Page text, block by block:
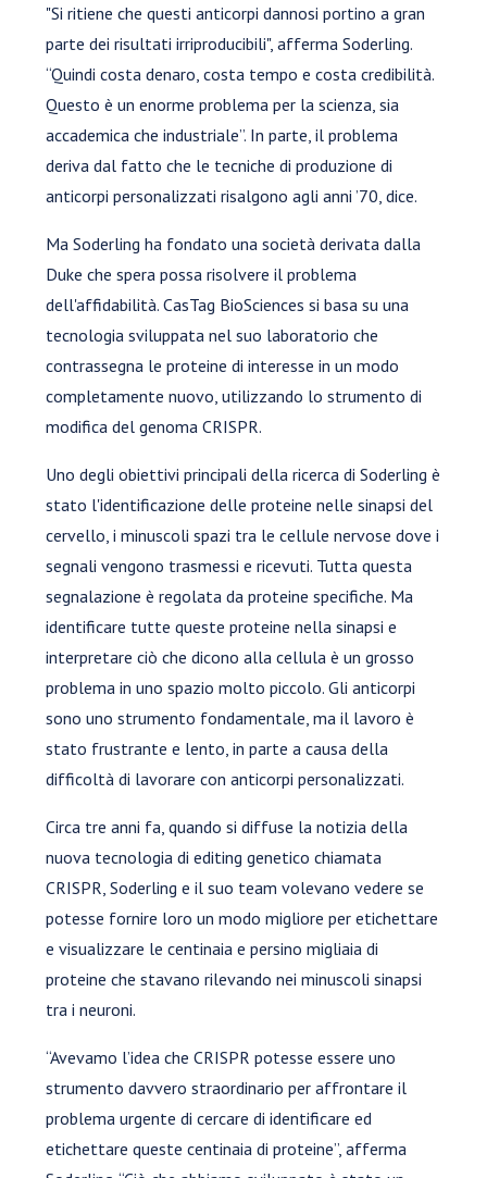
"Si ritiene che questi anticorpi dannosi portino a gran
parte dei risultati irriproducibili", afferma Soderling.
“Quindi costa denaro, costa tempo e costa credibilità.
Questo è un enorme problema per la scienza, sia
accademica che industriale”. In parte, il problema
deriva dal fatto che le tecniche di produzione di
anticorpi personalizzati risalgono agli anni ’70, dice.
Ma Soderling ha fondato una società derivata dalla
Duke che spera possa risolvere il problema
dell'affidabilità. CasTag BioSciences si basa su una
tecnologia sviluppata nel suo laboratorio che
contrassegna le proteine di interesse in un modo
completamente nuovo, utilizzando lo strumento di
modifica del genoma CRISPR.
Uno degli obiettivi principali della ricerca di Soderling è
stato l'identificazione delle proteine nelle sinapsi del
cervello, i minuscoli spazi tra le cellule nervose dove i
segnali vengono trasmessi e ricevuti. Tutta questa
segnalazione è regolata da proteine specifiche. Ma
identificare tutte queste proteine nella sinapsi e
interpretare ciò che dicono alla cellula è un grosso
problema in uno spazio molto piccolo. Gli anticorpi
sono uno strumento fondamentale, ma il lavoro è
stato frustrante e lento, in parte a causa della
difficoltà di lavorare con anticorpi personalizzati.
Circa tre anni fa, quando si diffuse la notizia della
nuova tecnologia di editing genetico chiamata
CRISPR, Soderling e il suo team volevano vedere se
potesse fornire loro un modo migliore per etichettare
e visualizzare le centinaia e persino migliaia di
proteine che stavano rilevando nei minuscoli sinapsi
tra i neuroni.
“Avevamo l’idea che CRISPR potesse essere uno
strumento davvero straordinario per affrontare il
problema urgente di cercare di identificare ed
etichettare queste centinaia di proteine”, afferma